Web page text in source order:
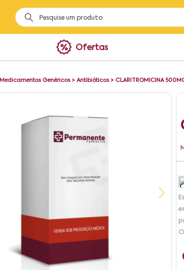
Ofertas
Medicamentos Genéricos> Antibióticos> CLARITROMICINA